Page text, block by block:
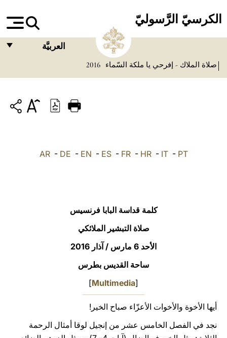
الكرسيّ الرَّسوليّ
العربيَّة
ITALIANO
صلاة الملاك - إفرحي يا ملكة السّماء 2016
AR- DE - EN - ES- FR- HR- IT- PT
كلمة قداسة البابا فرنسيس
صلاة التبشير الملائكي
الأحد 6 مارس / آذار 2016
ساحة القديس بطرس
[
Multimedia
]
أيها الأخوة والأخوات الأعزّاء صباح الخير!
نجد في الفصل الخامس عشر من إنجيل لوقا أمثال الرحمة